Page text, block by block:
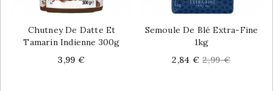
Chutney De Datte Et
Tamarin Indienne 300g
Price
3,99 €
Semoule De Blé Extra-Fine
1kg
Price
2,84 € Regular
2,99 €